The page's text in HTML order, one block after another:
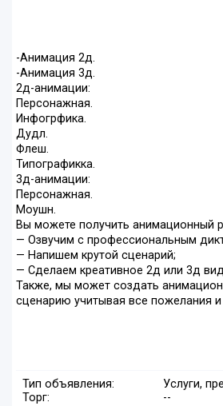
-Анимация 2д.
-Анимация 3д.
2д-анимации:
Персонажная.
Инфогрфика.
Дудл.
Флеш.
Типографикка.
3д-анимации:
Персонажная.
Моушн.
Вы можете получить анимационный
— Озвучим с профессиональным
— Напишем крутой сценарий;
— Сделаем креативное 2д или 3д
Также, мы может создать
сценарию учитывая все пожелания
Тип объявления:
Услуги,
Торг:
--